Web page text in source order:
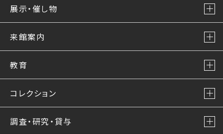
展示・催し物
来館案内
教育
コレクション
調査・研究・貸与